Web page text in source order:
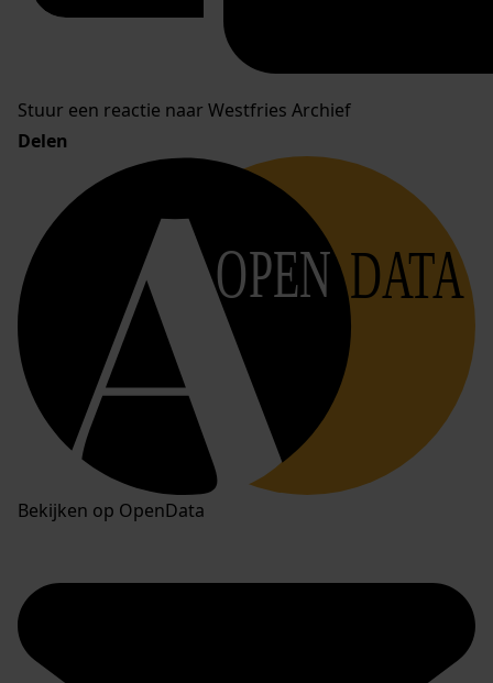
Stuur een reactie naar Westfries Archief
Delen
OPEN DATA
Bekijken op OpenData